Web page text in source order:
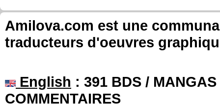
Amilova.com est une
traducteurs d'oeuvres
English : 391 BDS /
COMMENTAIRES